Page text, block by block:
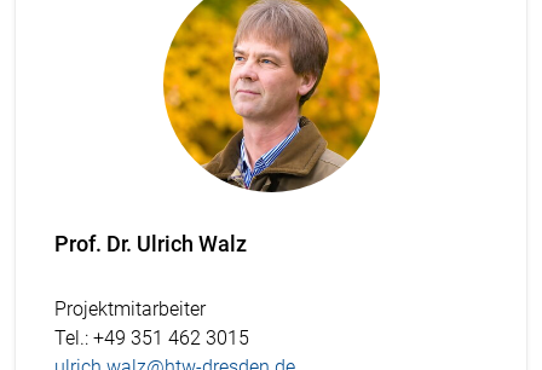
Prof. Dr. Ulrich Walz
Projektmitarbeiter
Tel.: +49 351 462 3015